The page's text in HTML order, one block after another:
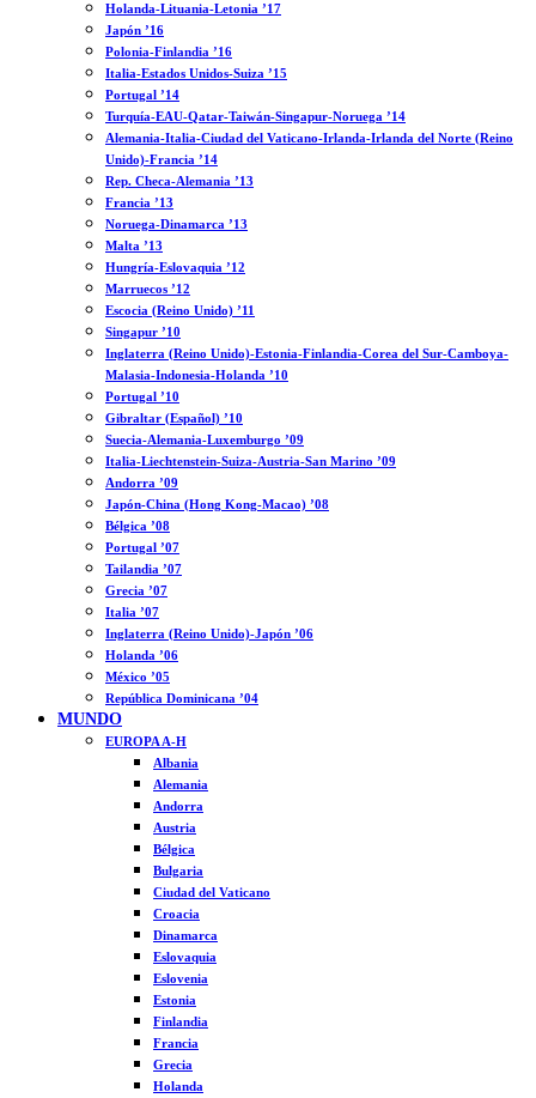
Holanda-Lituania-Letonia ’17
Japón ’16
Polonia-Finlandia ’16
Italia-Estados Unidos-Suiza ’15
Portugal ’14
Turquía-EAU-Qatar-Taiwán-Singapur-Noruega ’14
Alemania-Italia-Ciudad del Vaticano-Irlanda-Irlanda del Norte (Reino
Unido)-Francia ’14
Rep. Checa-Alemania ’13
Francia ’13
Noruega-Dinamarca ’13
Malta ’13
Hungría-Eslovaquia ’12
Marruecos ’12
Escocia (Reino Unido) ’11
Singapur ’10
Inglaterra (Reino Unido)-Estonia-Finlandia-Corea del Sur-Camboya-
Malasia-Indonesia-Holanda ’10
Portugal ’10
Gibraltar (Español) ’10
Suecia-Alemania-Luxemburgo ’09
Italia-Liechtenstein-Suiza-Austria-San Marino ’09
Andorra ’09
Japón-China (Hong Kong-Macao) ’08
Bélgica ’08
Portugal ’07
Tailandia ’07
Grecia ’07
Italia ’07
Inglaterra (Reino Unido)-Japón ’06
Holanda ’06
México ’05
República Dominicana ’04
MUNDO
EUROPA A-H
Albania
Alemania
Andorra
Austria
Bélgica
Bulgaria
Ciudad del Vaticano
Croacia
Dinamarca
Eslovaquia
Eslovenia
Estonia
Finlandia
Francia
Grecia
Holanda